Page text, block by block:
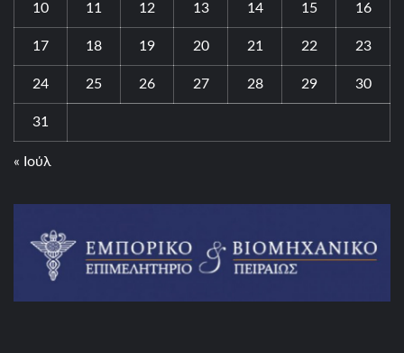
10 11 12 13 14 15 16
17 18 19 20 21 22 23
24 25 26 27 28 29 30
31
« Ιούλ